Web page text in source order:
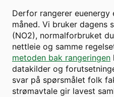
Derfor rangerer
måned. Vi bruker dagens
(NO2), normalforbruket
nettleie og samme
metoden bak rangeringen
datakilder og
svar på spørsmålet folk
strømavtale gir lavest